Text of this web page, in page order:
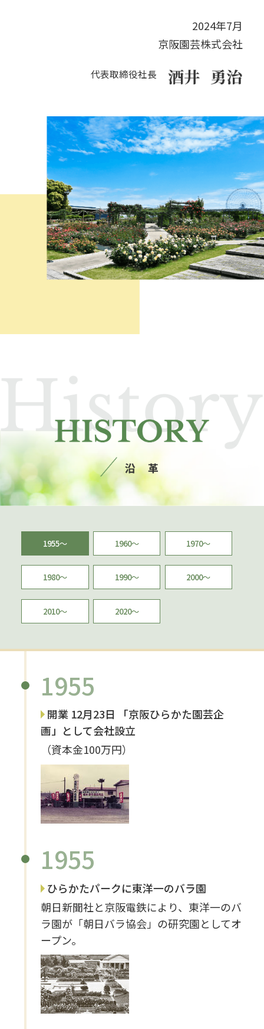
2024年7月
京阪園芸株式会社
代表取締役社長
1955〜 1960〜 1970〜
1980〜 1990〜 2000〜
2010〜 2020〜
1955
開業 12月23日 「京阪ひらかた園芸企
画」として会社設立
（資本金100万円）
1955
ひらかたパークに東洋一のバラ園
朝日新聞社と京阪電鉄により、東洋一のバ
ラ園が「朝日バラ協会」の研究園としてオ
ープン。